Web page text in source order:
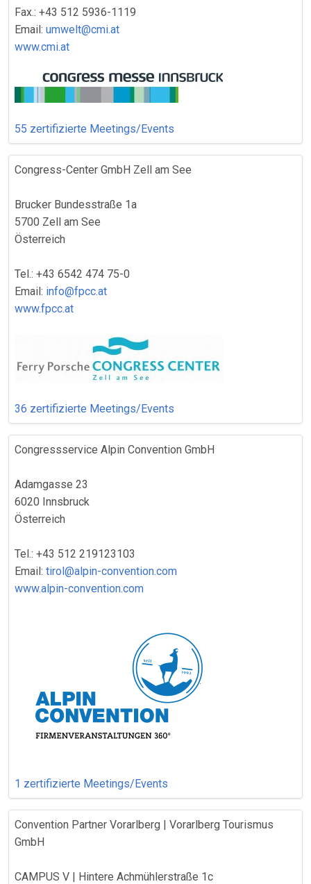
Fax.: +43 512 5936-1119
Email: umwelt@cmi.at
www.cmi.at
55 zertifizierte Meetings/Events
Congress-Center GmbH Zell am See
Brucker Bundesstraße 1a
5700 Zell am See
Österreich
Tel.: +43 6542 474 75-0
Email: info@fpcc.at
www.fpcc.at
36 zertifizierte Meetings/Events
Congressservice Alpin Convention GmbH
Adamgasse 23
6020 Innsbruck
Österreich
Tel.: +43 512 219123103
Email: tirol@alpin-convention.com
www.alpin-convention.com
1 zertifizierte Meetings/Events
Convention Partner Vorarlberg | Vorarlberg Tourismus
GmbH
CAMPUS V | Hintere Achmühlerstraße 1c